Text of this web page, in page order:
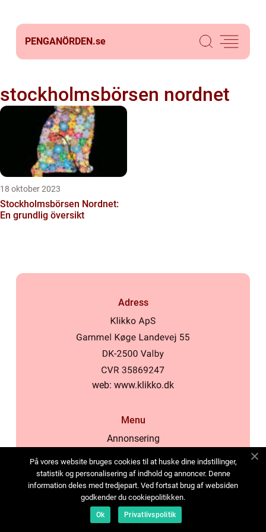
PENGANÖRDEN.se
stockholmsbörsen nordnet
18 oktober 2023
Stockholmsbörsen Nordnet:
En grundlig översikt
Adress
web: www.klikko.dk
Menu
Annonsering
Cookies
Kontakta oss
Sitemap
På vores website bruges cookies til at huske dine indstillinger,
statistik og personalisering af indhold og annoncer. Denne
information deles med tredjepart. Ved fortsat brug af websiden
godkender du cookiepolitikken.
Ok Privatlivspolitik